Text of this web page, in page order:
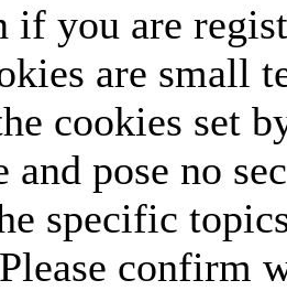
if you are
are small
cookies set
and pose no
specific
confirm